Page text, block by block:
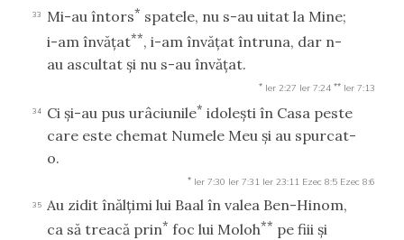
33 Mi-au întors* spatele, nu s-au uitat la Mine;
i-am învăţat**, i-am învăţat întruna, dar n-
au ascultat şi nu s-au învăţat.
* Ier 2:27 Ier 7:24 ** Ier 7:13
34 Ci şi-au pus urâciunile* idoleşti în Casa peste
care este chemat Numele Meu şi au spurcat-
o.
* Ier 7:30 Ier 7:31 Ier 23:11 Ezec 8:5 Ezec 8:6
35 Au zidit înălţimi lui Baal în valea Ben-Hinom,
ca să treacă prin* foc lui Moloh** pe fiii şi